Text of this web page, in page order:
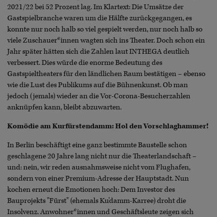
2021/22 bei 52 Prozent lag. Im Klartext: Die Umsätze der
Gastspielbranche waren um die Hälfte zurückgegangen, es
konnte nur noch halb so viel gespielt werden, nur noch halb so
viele Zuschauer*innen wagten sich ins Theater. Doch schon ein
Jahr später hätten sich die Zahlen laut INTHEGA deutlich
verbessert. Dies würde die enorme Bedeutung des
Gastspieltheaters für den ländlichen Raum bestätigen – ebenso
wie die Lust des Publikums auf die Bühnenkunst. Ob man
jedoch (jemals) wieder an die Vor-Corona-Besucherzahlen
anknüpfen kann, bleibt abzuwarten.
Komödie am Kurfürstendamm: Hol den Vorschlaghammer!
In Berlin beschäftigt eine ganz bestimmte Baustelle schon
geschlagene 20 Jahre lang nicht nur die Theaterlandschaft –
und: nein, wir reden ausnahmsweise nicht vom Flughafen,
sondern von einer Premium-Adresse der Hauptstadt. Nun
kochen erneut die Emotionen hoch: Dem Investor des
Bauprojekts "Fürst" (ehemals Ku'damm-Karree) droht die
Insolvenz. Anwohner*innen und Geschäftsleute zeigen sich